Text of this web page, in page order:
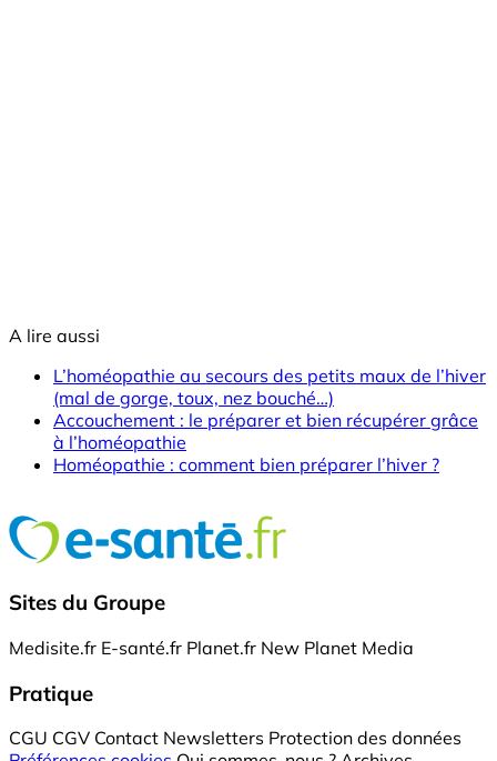
A lire aussi
L’homéopathie au secours des petits maux de l’hiver
(mal de gorge, toux, nez bouché…)
Accouchement : le préparer et bien récupérer grâce
à l’homéopathie
Homéopathie : comment bien préparer l’hiver ?
Sites du Groupe
Medisite.fr E-santé.fr Planet.fr New Planet Media
Pratique
CGU CGV Contact Newsletters Protection des données